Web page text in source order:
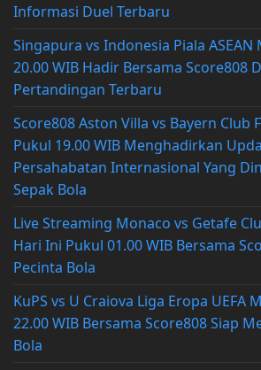
Informasi Duel Terbaru
Singapura vs Indonesia Piala
20.00 WIB Hadir Bersama Score808
Pertandingan Terbaru
Score808 Aston Villa vs Bayern Club
Pukul 19.00 WIB Menghadirkan
Persahabatan Internasional Yang
Sepak Bola
Live Streaming Monaco vs Getafe
Hari Ini Pukul 01.00 WIB Bersama
Pecinta Bola
KuPS vs U Craiova Liga Eropa UEFA
22.00 WIB Bersama Score808 Siap
Bola